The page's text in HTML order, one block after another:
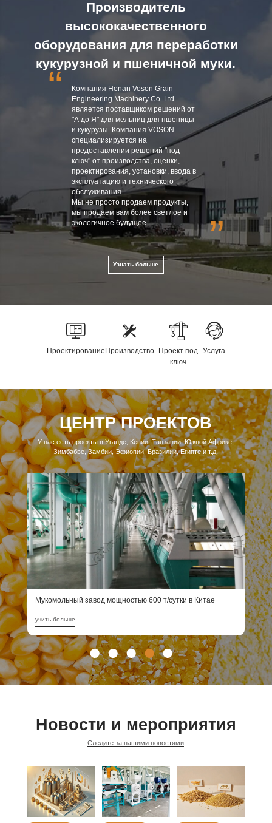
Производитель
высококачественного
оборудования для переработки
кукурузной и пшеничной муки.
“
Компания Henan Voson Grain
Engineering Machinery Co. Ltd.
является поставщиком решений от
"А до Я" для мельниц для пшеницы
и кукурузы. Компания VOSON
специализируется на
предоставлении решений "под
ключ" от производства, оценки,
проектирования, установки, ввода в
эксплуатацию и технического
обслуживания.
Мы не просто продаем продукты,
мы продаем вам более светлое и
экологичное будущее.
”
Узнать больше
ПроектированиеПроизводство Проект под
ключ
Услуга
ЦЕНТР ПРОЕКТОВ
У нас есть проекты в Уганде, Кении, Танзании, Южной Африке,
Зимбабве, Замбии, Эфиопии, Бразилии, Египте и т.д.
Мукомольный завод мощностью 600 т/сутки в Китае
учить больше
Новости и мероприятия
Следите за нашими новостями